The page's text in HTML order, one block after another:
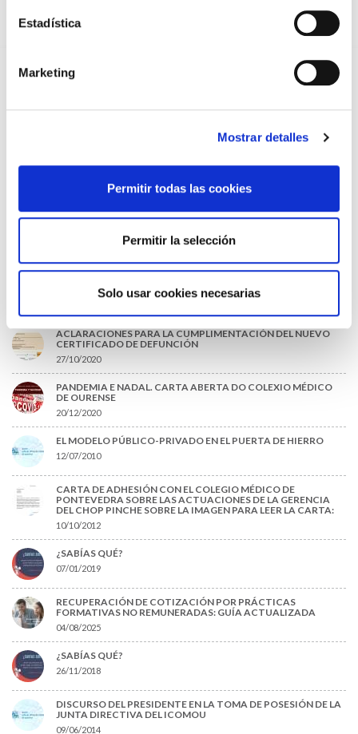
Estadística
Marketing
Mostrar detalles
Permitir todas las cookies
Permitir la selección
Solo usar cookies necesarias
EL AUMENTO DE PRIMAS A MUFACE NO MEJORA LAS
09/07/2026
COLEGIADAS/OS EN ACTIVO QUE HAN EJERCIDO O EJERCEN
DISPONIBLE LA GRABACIÓN DE LA JORNADA «SALUD,
SOSTENIBILIDAD Y SISTEMA SANITARIO: UN COMPROMISO
ACLARACIONES PARA LA CUMPLIMENTACIÓN DEL NUEVO
CERTIFICADO DE DEFUNCIÓN
27/10/2020
PANDEMIA E NADAL. CARTA ABERTA DO COLEXIO MÉDICO
DE OURENSE
20/12/2020
EL MODELO PÚBLICO-PRIVADO EN EL PUERTA DE HIERRO
12/07/2010
CARTA DE ADHESIÓN CON EL COLEGIO MÉDICO DE
PONTEVEDRA SOBRE LAS ACTUACIONES DE LA GERENCIA
DEL CHOP PINCHE SOBRE LA IMAGEN PARA LEER LA CARTA:
10/10/2012
¿SABÍAS QUÉ?
07/01/2019
RECUPERACIÓN DE COTIZACIÓN POR PRÁCTICAS
FORMATIVAS NO REMUNERADAS: GUÍA ACTUALIZADA
04/08/2025
¿SABÍAS QUÉ?
26/11/2018
DISCURSO DEL PRESIDENTE EN LA TOMA DE POSESIÓN DE LA
JUNTA DIRECTIVA DEL ICOMOU
09/06/2014